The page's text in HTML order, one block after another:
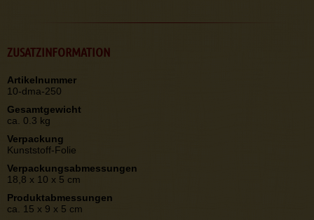
ZUSATZINFORMATION
Artikelnummer
10-dma-250
Gesamtgewicht
ca. 0.3 kg
Verpackung
Kunststoff-Folie
Verpackungsabmessungen
18,8 x 10 x 5 cm
Produktabmessungen
ca. 15 x 9 x 5 cm